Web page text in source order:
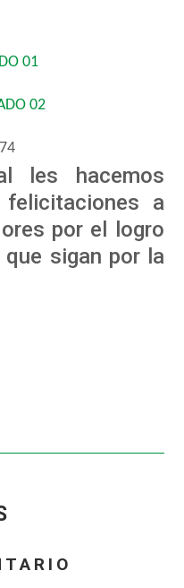
les hacemos
felicitaciones a
por el logro
sigan por la